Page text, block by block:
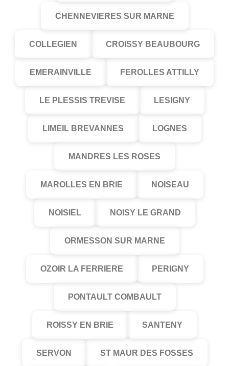
CHENNEVIERES SUR MARNE
COLLEGIEN CROISSY BEAUBOURG
EMERAINVILLE FEROLLES ATTILLY
LE PLESSIS TREVISE LESIGNY
LIMEIL BREVANNES LOGNES
MANDRES LES ROSES
MAROLLES EN BRIE NOISEAU
NOISIEL NOISY LE GRAND
ORMESSON SUR MARNE
OZOIR LA FERRIERE PERIGNY
PONTAULT COMBAULT
ROISSY EN BRIE SANTENY
SERVON ST MAUR DES FOSSES